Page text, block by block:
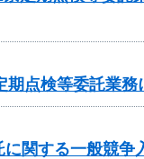
点検等委託業
関する一般競争